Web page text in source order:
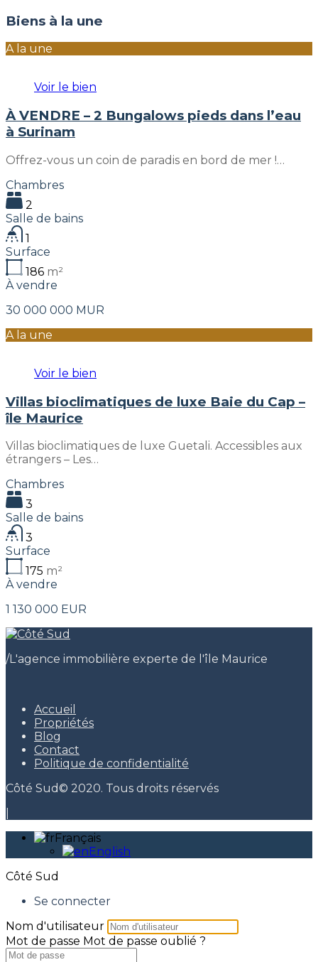
Biens à la une
A la une
Voir le bien
À VENDRE – 2 Bungalows pieds dans l’eau
à Surinam
Offrez-vous un coin de paradis en bord de mer !…
Chambres
2
Salle de bains
1
Surface
186 m²
À vendre
30 000 000 MUR
A la une
Voir le bien
Villas bioclimatiques de luxe Baie du Cap –
île Maurice
Villas bioclimatiques de luxe Guetali. Accessibles aux
étrangers – Les…
Chambres
3
Salle de bains
3
Surface
175 m²
À vendre
1 130 000 EUR
/L'agence immobilière experte de l'île Maurice
Accueil
Propriétés
Blog
Contact
Politique de confidentialité
Côté Sud© 2020. Tous droits réservés
Français
English
Côté Sud
Se connecter
Nom d'utilisateur
Mot de passe Mot de passe oublié ?